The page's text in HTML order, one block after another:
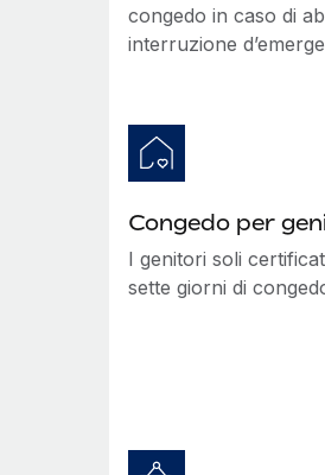
congedo in caso di
interruzione
Congedo per
I genitori soli
sette giorni di